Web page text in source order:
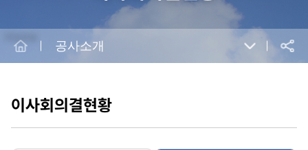
공유
공사소개
이사회의결현황